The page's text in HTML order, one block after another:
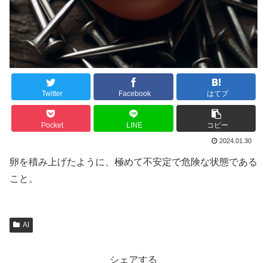
Twitter Facebook はてブ
Pocket LINE コピー
2024.01.30
卵を積み上げたように、極めて不安定で危険な状態である
こと。
AI
シェアする